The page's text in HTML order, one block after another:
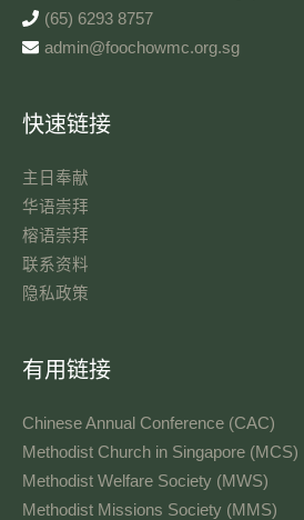
(65) 6293 8757
admin@foochowmc.org.sg
快速链接
主日奉献​
华语崇拜
榕语崇拜
联系资料​
隐私政策
有用链接
Chinese Annual Conference (CAC)
Methodist Church in Singapore (MCS)
Methodist Welfare Society (MWS)
Methodist Missions Society (MMS)